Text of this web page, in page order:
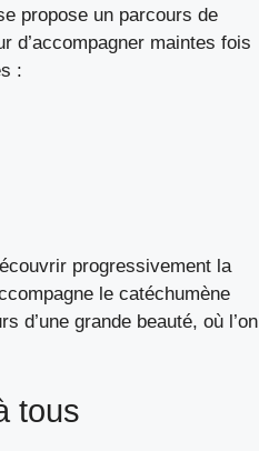
propose un parcours de
d’accompagner maintes fois
:
progressivement la
le catéchumène
d’une grande beauté, où l’on
tous